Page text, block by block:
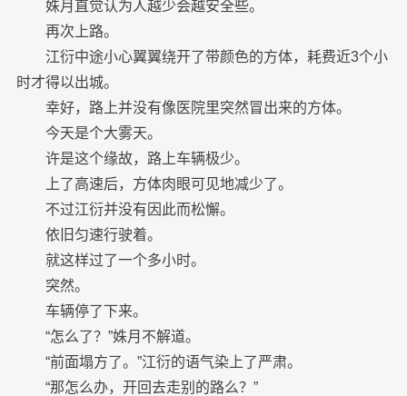
姝月直觉认为人越少会越安全些。
再次上路。
江衍中途小心翼翼绕开了带颜色的方体，耗费近3个小
时才得以出城。
幸好，路上并没有像医院里突然冒出来的方体。
今天是个大雾天。
许是这个缘故，路上车辆极少。
上了高速后，方体肉眼可见地减少了。
不过江衍并没有因此而松懈。
依旧匀速行驶着。
就这样过了一个多小时。
突然。
车辆停了下来。
“怎么了？”姝月不解道。
“前面塌方了。”江衍的语气染上了严肃。
“那怎么办，开回去走别的路么？”